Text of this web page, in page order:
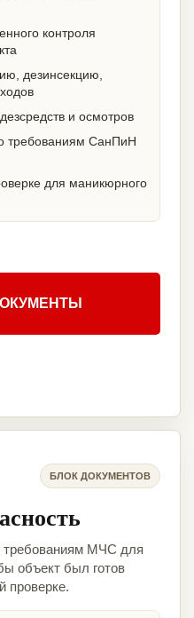
контроля
дезинсекцию,
и осмотров
требованиям СанПиН
для маникюрного
БЛОК ДОКУМЕНТОВ
требованиям МЧС для
объект был готов
проверке.